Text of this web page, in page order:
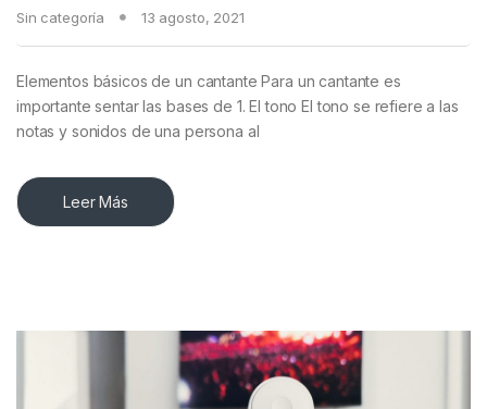
Sin categoría 13 agosto, 2021
Elementos básicos de un cantante Para un cantante es
importante sentar las bases de 1. El tono El tono se refiere a las
notas y sonidos de una persona al
Leer Más